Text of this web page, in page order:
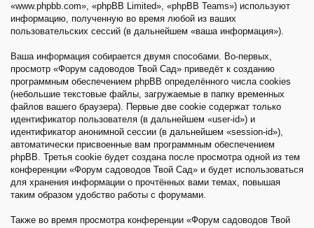
«www.phpbb.com», «phpBB Limited», «phpBB Teams») используют
информацию, полученную во время любой из ваших
пользовательских сессий (в дальнейшем «ваша информация»).
Ваша информация собирается двумя способами. Во-первых,
просмотр «Форум садоводов Твой Сад» приведёт к созданию
программным обеспечением phpBB определённого числа cookies
(небольшие текстовые файлы, загружаемые в папку временных
файлов вашего браузера). Первые две cookie содержат только
идентификатор пользователя (в дальнейшем «user-id») и
идентификатор анонимной сессии (в дальнейшем «session-id»),
автоматически присвоенные вам программным обеспечением
phpBB. Третья cookie будет создана после просмотра одной из тем
конференции «Форум садоводов Твой Сад» и будет использоваться
для хранения информации о прочтённых вами темах, повышая
таким образом удобство работы с форумами.
Также во время просмотра конференции «Форум садоводов Твой